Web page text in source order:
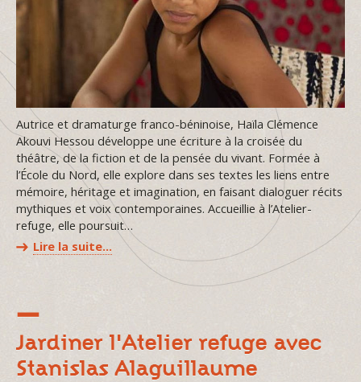
Autrice et dramaturge franco-béninoise, Haïla Clémence
Akouvi Hessou développe une écriture à la croisée du
théâtre, de la fiction et de la pensée du vivant. Formée à
l’École du Nord, elle explore dans ses textes les liens entre
mémoire, héritage et imagination, en faisant dialoguer récits
mythiques et voix contemporaines. Accueillie à l’Atelier-
refuge, elle poursuit…
Lire la suite…
Jardiner l'Atelier refuge avec
Stanislas Alaguillaume